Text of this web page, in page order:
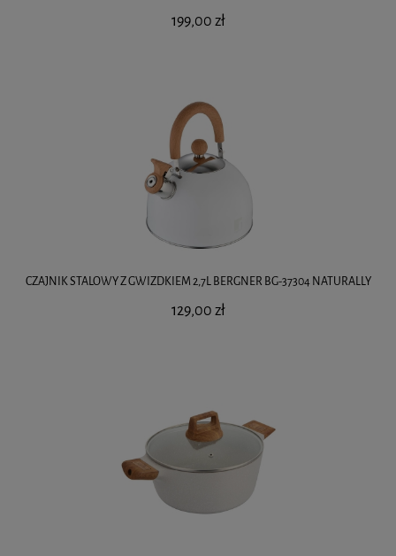
199,00 zł
CZAJNIK STALOWY Z GWIZDKIEM 2,7L BERGNER BG-37304 NATURALLY
129,00 zł